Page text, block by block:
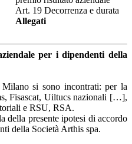
Art. 19 Decorrenza e durata
Allegati
per i dipendenti della
si sono incontrati: per la
Fisascat, Uiltucs nazionali […],
e RSU, RSA.
della presente ipotesi di accordo
della Società Arthis spa.